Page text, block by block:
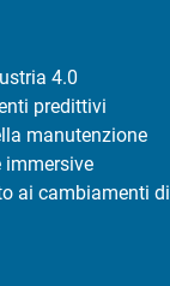
4.0
predittivi
manutenzione
immersive
ai cambiamenti